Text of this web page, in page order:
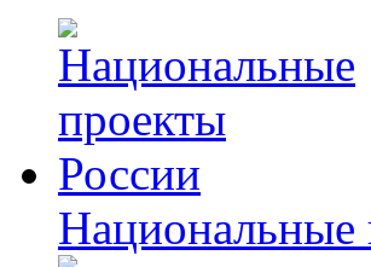
Национальные